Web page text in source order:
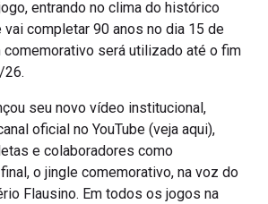
entrando no clima do histórico
vai completar 90 anos no dia 15 de
comemorativo será utilizado até o fim
26.
seu novo vídeo institucional,
oficial no YouTube (veja aqui),
e colaboradores como
o jingle comemorativo, na voz do
Flausino. Em todos os jogos na